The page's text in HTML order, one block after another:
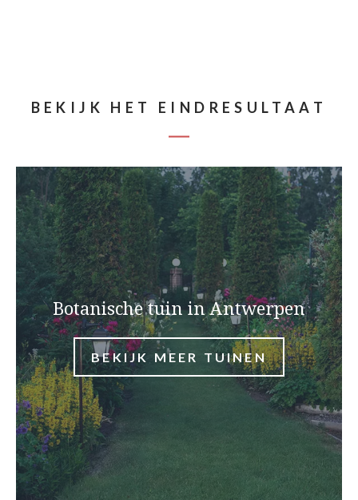
BEKIJK HET EINDRESULTAAT
Botanische tuin in Antwerpen
BEKIJK MEER TUINEN